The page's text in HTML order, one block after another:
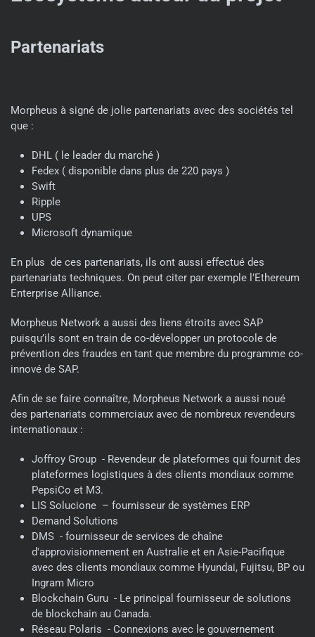
Partenariats
Morpheus à signé de jolie partenariats avec des sociétés tel
que :
DHL ( le leader du marché )
Fedex ( disponible dans plus de 220 pays )
Swift
Ripple
UPS
Microsoft dynamique
En plus de ces partenariats, ils ont aussi effectué des
partenariats techniques. On peut citer par exemple l’Ethereum
Enterprise Alliance.
Morpheus Network a aussi des liens étroits avec SAP
puisqu’ils sont en train de co-développer un protocole de
prévention des fraudes en tant que membre du programme co-
innové de SAP.
Afin de se faire connaître, Morpheus Network a aussi noué
des partenariats commerciaux avec de nombreux revendeurs
internationaux :
Joffroy Group - Revendeur de plateformes qui fournit des
plateformes logistiques à des clients mondiaux comme
PepsiCo et M3.
LIS Solucione – fournisseur de systèmes ERP
Demand Solutions
DMS - fournisseur de services de chaîne
d'approvisionnement en Australie et en Asie-Pacifique
avec des clients mondiaux comme Hyundai, Fujitsu, BP ou
Ingram Micro
Blockchain Guru - Le principal fournisseur de solutions
de blockchain au Canada.
Réseau Polaris - Connexions avec le gouvernement